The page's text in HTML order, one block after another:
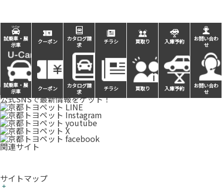
試乗車・展
示車
クーポン
カタログ請
求
チラシ 買取り 入庫予約
お問い合わ
せ
試乗車・展
示車
クーポン
カタログ請
求
チラシ 買取り 入庫予約
お問い合わ
せ
公式SNSで最新情報をゲット！
公式SNSで最新情報をゲット！
関連サイト
サイトマップ